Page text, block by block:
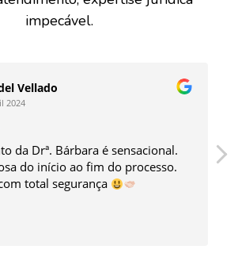
impecável.
Vellado
2024
da Drª. Bárbara é sensacional.
do início ao fim do processo.
total segurança